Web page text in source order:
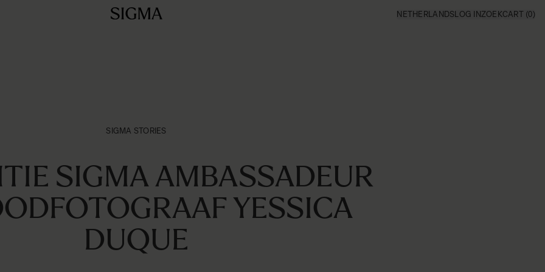
NETHERLANDS LOG IN ZOEKCART (0)
SIGMA STORIES
SIGMA AMBASSADEUR
YESSICA
DUQUE